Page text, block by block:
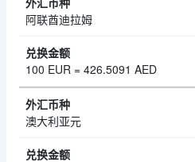
阿联酋迪拉姆
100 EUR = 426.5091 AED
澳大利亚元